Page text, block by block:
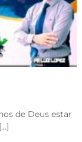
de Deus estar